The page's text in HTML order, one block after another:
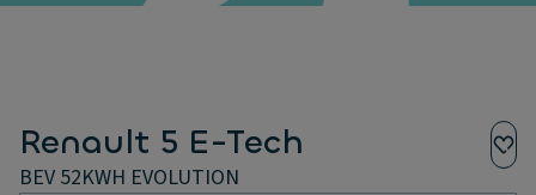
Renault 5 E-Tech
BEV 52KWH EVOLUTION